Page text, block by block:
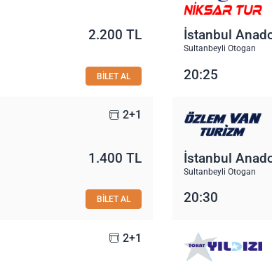
2.200 TL
BİLET AL
İstanbul
Sultanbeyli Otogarı
20:25
2+1
1.400 TL
BİLET AL
İstanbul
Sultanbeyli Otogarı
20:30
2+1